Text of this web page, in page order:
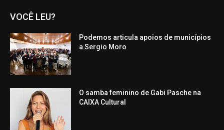
VOCÊ LEU?
Podemos articula apoios de municípios
a Sergio Moro
O samba feminino de Gabi Pasche na
CAIXA Cultural